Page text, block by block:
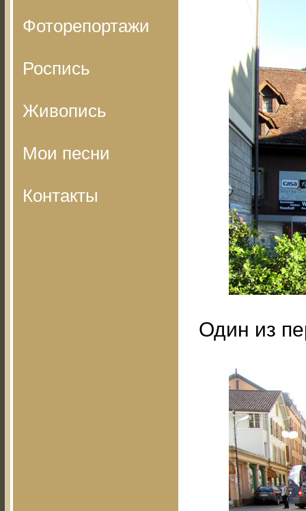
Фоторепортажи
Роспись
Живопись
Мои песни
Контакты
Один из